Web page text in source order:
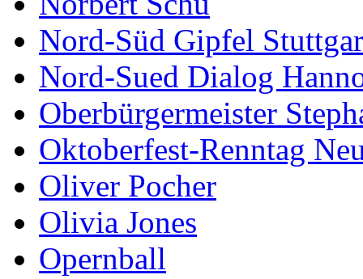
Nord-Süd Gipfel
Nord-Sued Dialog
Oberbürgermeister
Oktoberfest-Renntag
Oliver Pocher
Olivia Jones
Opernball